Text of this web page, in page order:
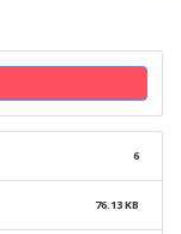
6
76.13 KB